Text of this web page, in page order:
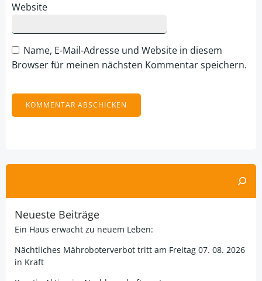
Website
Name, E-Mail-Adresse und Website in diesem
Browser für meinen nächsten Kommentar speichern.
Neueste Beiträge
Ein Haus erwacht zu neuem Leben:
Nächtliches Mähroboterverbot tritt am Freitag 07. 08. 2026
in Kraft